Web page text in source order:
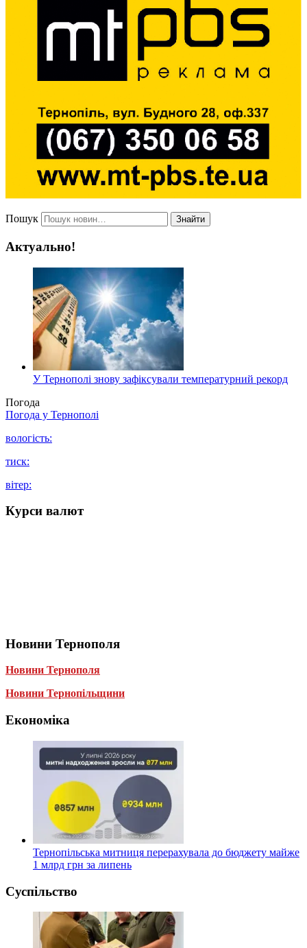
Пошук Знайти
Актуально!
У Тернополі знову зафіксували температурний рекорд
Погода
Погода у Тернополі
вологість:
тиск:
вітер:
Курси валют
Новини Тернополя
Новини Тернополя
Новини Тернопільщини
Економіка
Тернопільська митниця перерахувала до бюджету майже
1 млрд грн за липень
Суспільство